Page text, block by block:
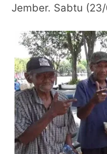
Jember. Sabtu